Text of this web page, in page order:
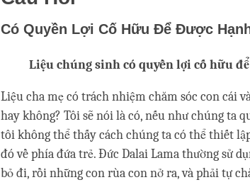
Có Quyền Lợi Cố Hữu Để Được
Liệu chúng sinh có quyền lợi cố hữu
Liệu cha mẹ có trách nhiệm chăm sóc con cái
hay không? Tôi sẽ nói là có, nếu như chúng ta
tôi không thể thấy cách chúng ta có thể thiết
đó về phía đứa trẻ. Đức Dalai Lama thường sử
bỏ đi, rồi những con rùa con nở ra, và phải tự